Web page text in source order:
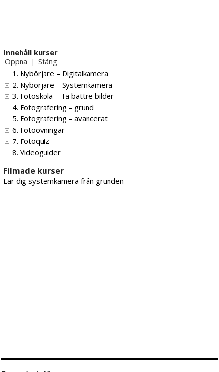
Innehåll kurser
Öppna | Stäng
1. Nybörjare – Digitalkamera
2. Nybörjare – Systemkamera
3. Fotoskola – Ta bättre bilder
4. Fotografering – grund
5. Fotografering – avancerat
6. Fotoövningar
7. Fotoquiz
8. Videoguider
Filmade kurser
Lär dig systemkamera från grunden